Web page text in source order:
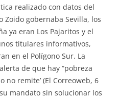
realizado con datos del
Zoido gobernaba Sevilla, los
ya eran Los Pajaritos y el
titulares informativos,
en el Polígono Sur. La
de que hay “pobreza
no remite’ (El Correoweb, 6
mandato sin solucionar los